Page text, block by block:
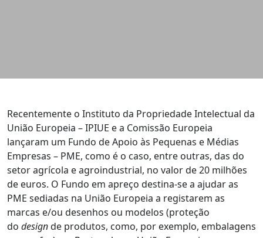
Recentemente o Instituto da Propriedade Intelectual da
União Europeia – IPIUE e a Comissão Europeia
lançaram um Fundo de Apoio às Pequenas e Médias
Empresas – PME, como é o caso, entre outras, das do
setor agrícola e agroindustrial, no valor de 20 milhões
de euros. O Fundo em apreço destina-se a ajudar as
PME sediadas na União Europeia a registarem as
marcas e/ou desenhos ou modelos (proteção
do designde produtos, como, por exemplo, embalagens